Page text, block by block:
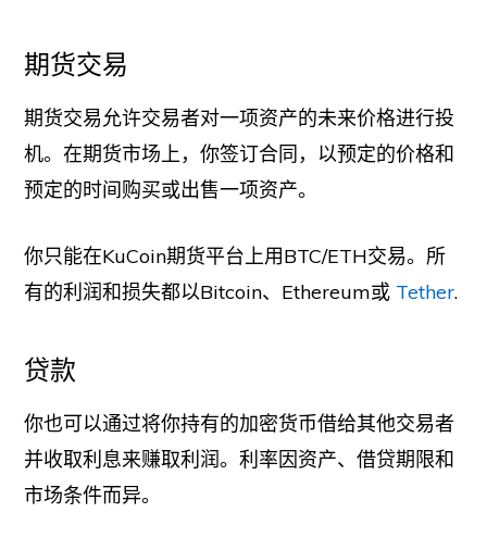
期货交易
期货交易允许交易者对一项资产的未来价格进行投
机。在期货市场上，你签订合同，以预定的价格和
预定的时间购买或出售一项资产。
你只能在KuCoin期货平台上用BTC/ETH交易。所
有的利润和损失都以Bitcoin、Ethereum或 Tether.
贷款
你也可以通过将你持有的加密货币借给其他交易者
并收取利息来赚取利润。利率因资产、借贷期限和
市场条件而异。